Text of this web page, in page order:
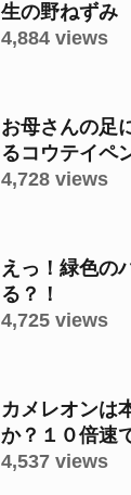
生の野ねずみ
4,884 views
お母さんの足
るコウテイペ
4,728 views
えっ！緑色の
る？！
4,725 views
カメレオンは
か？１０倍速
4,537 views